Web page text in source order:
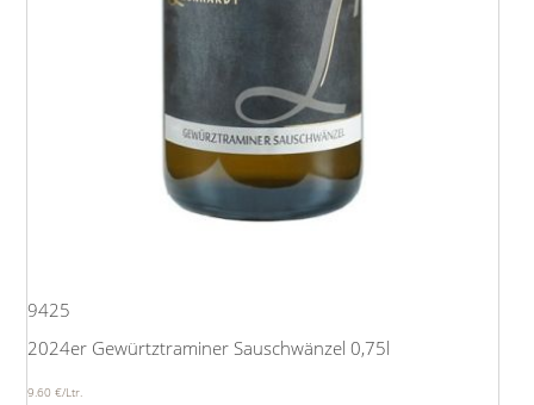
9425
2024er Gewürtztraminer Sauschwänzel 0,75l
9.60 €/Ltr.